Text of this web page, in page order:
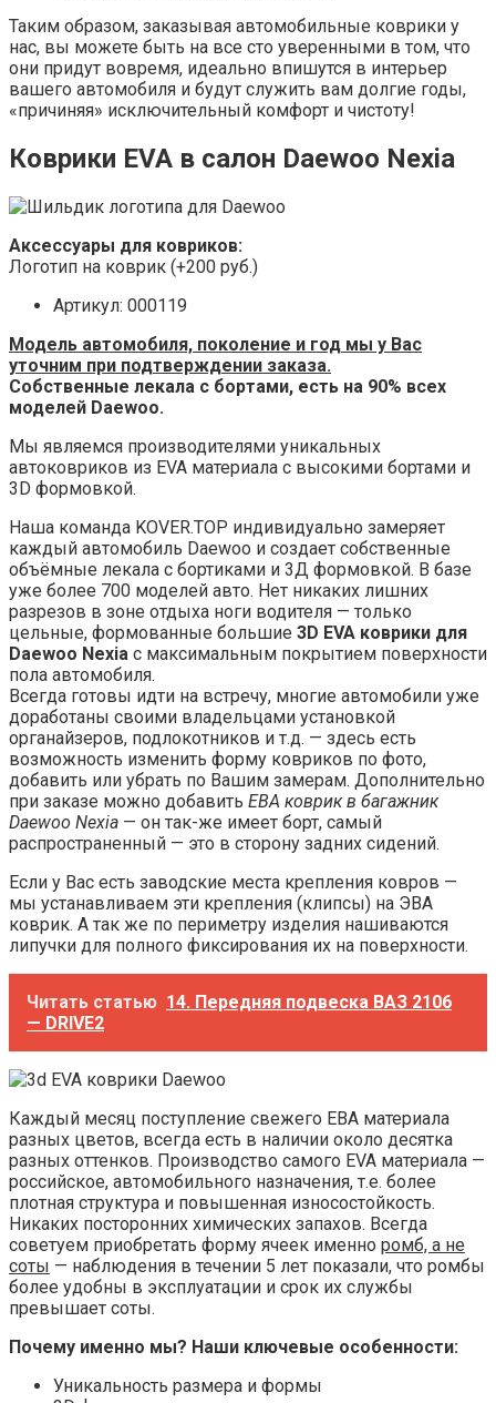
Таким образом, заказывая автомобильные коврики у
нас, вы можете быть на все сто уверенными в том, что
они придут вовремя, идеально впишутся в интерьер
вашего автомобиля и будут служить вам долгие годы,
«причиняя» исключительный комфорт и чистоту!
Коврики EVA в салон Daewoo Nexia
Аксессуары для ковриков:
Логотип на коврик (+200 руб.)
Артикул: 000119
Модель автомобиля, поколение и год мы у Вас
уточним при подтверждении заказа.
Собственные лекала с бортами, есть на 90% всех
моделей Daewoo.
Мы являемся производителями уникальных
автоковриков из EVA материала с высокими бортами и
3D формовкой.
Наша команда KOVER.TOP индивидуально замеряет
каждый автомобиль Daewoo и создает собственные
объёмные лекала с бортиками и 3Д формовкой. В базе
уже более 700 моделей авто. Нет никаких лишних
разрезов в зоне отдыха ноги водителя — только
цельные, формованные большие 3D EVA коврики для
Daewoo Nexia с максимальным покрытием поверхности
пола автомобиля.
Всегда готовы идти на встречу, многие автомобили уже
доработаны своими владельцами установкой
органайзеров, подлокотников и т.д. — здесь есть
возможность изменить форму ковриков по фото,
добавить или убрать по Вашим замерам. Дополнительно
при заказе можно добавить ЕВА коврик в багажник
Daewoo Nexia — он так-же имеет борт, самый
распространенный — это в сторону задних сидений.
Если у Вас есть заводские места крепления ковров —
мы устанавливаем эти крепления (клипсы) на ЭВА
коврик. А так же по периметру изделия нашиваются
липучки для полного фиксирования их на поверхности.
Читать статью 14. Передняя подвеска ВАЗ 2106
— DRIVE2
Каждый месяц поступление свежего ЕВА материала
разных цветов, всегда есть в наличии около десятка
разных оттенков. Производство самого EVA материала —
российское, автомобильного назначения, т.е. более
плотная структура и повышенная износостойкость.
Никаких посторонних химических запахов. Всегда
советуем приобретать форму ячеек именно ромб, а не
соты — наблюдения в течении 5 лет показали, что ромбы
более удобны в эксплуатации и срок их службы
превышает соты.
Почему именно мы? Наши ключевые особенности:
Уникальность размера и формы